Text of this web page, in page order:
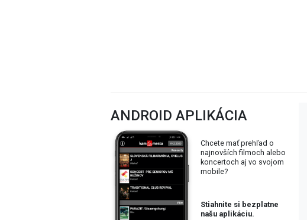
ANDROID APLIKÁCIA
Chcete mať prehľad o
najnovších filmoch alebo
koncertoch aj vo svojom
mobile?
Stiahnite si bezplatne
našu aplikáciu.